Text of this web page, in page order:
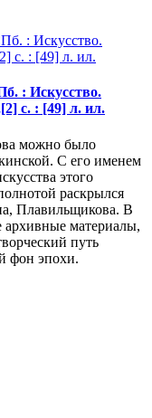
: Искусство.
с. : [49] л. ил.
можно было
С его именем
этого
раскрылся
Плавильщикова. В
архивные материалы,
путь
фон эпохи.